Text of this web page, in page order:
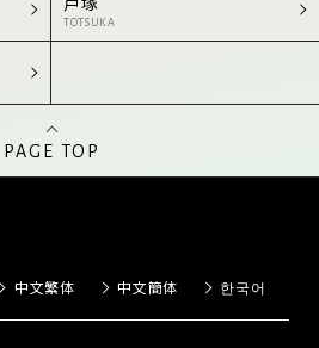
TOTSUKA
PAGE TOP
中文繁体 中文簡体 한국어